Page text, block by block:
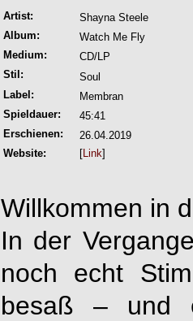
Artist:
Shayna Steele
Album:
Watch Me Fly
Medium:
CD/LP
Stil:
Soul
Label:
Membran
Spieldauer:
45:41
Erschienen:
26.04.2019
Website:
[Link]
Willkommen in
In der
noch echt
besaß – und